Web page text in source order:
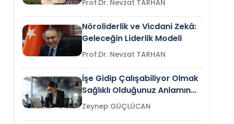
Prof.Dr. Nevzat TARHAN
Nöroliderlik ve Vicdani Zekâ:
Geleceğin Liderlik Modeli
Prof.Dr. Nevzat TARHAN
İşe Gidip Çalışabiliyor Olmak
Sağlıklı Olduğunuz Anlamına
Gelir mi?Zeynep GÜÇLÜCAN